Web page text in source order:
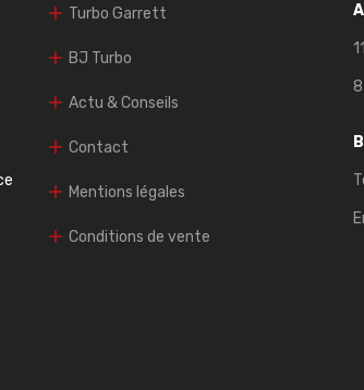
Turbo Garrett
BJ Turbo
Actu & Conseils
Contact
Mentions légales
Conditions de vente